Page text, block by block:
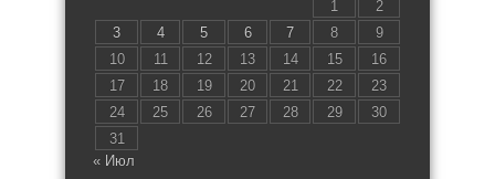
1
2
3
4 5 6 7 8
9
10
11 12 13 14 15
16
17
18 19 20 21 22
23
24
25 26 27 28 29
30
31
« Июл